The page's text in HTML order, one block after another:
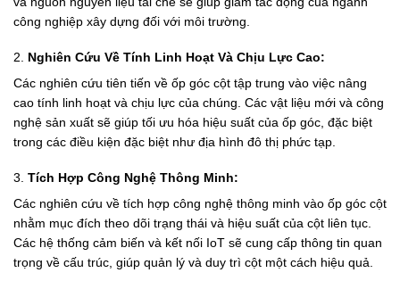
công nghiệp xây dựng đối với môi trường.
2. Nghiên Cứu Về Tính Linh Hoạt Và Chịu Lực Cao:
Các nghiên cứu tiên tiến về ốp góc cột tập trung vào việc nâng
cao tính linh hoạt và chịu lực của chúng. Các vật liệu mới và công
nghệ sản xuất sẽ giúp tối ưu hóa hiệu suất của ốp góc, đặc biệt
trong các điều kiện đặc biệt như địa hình đô thị phức tạp.
3. Tích Hợp Công Nghệ Thông Minh:
Các nghiên cứu về tích hợp công nghệ thông minh vào ốp góc cột
nhằm mục đích theo dõi trạng thái và hiệu suất của cột liên tục.
Các hệ thống cảm biến và kết nối IoT sẽ cung cấp thông tin quan
trọng về cấu trúc, giúp quản lý và duy trì cột một cách hiệu quả.